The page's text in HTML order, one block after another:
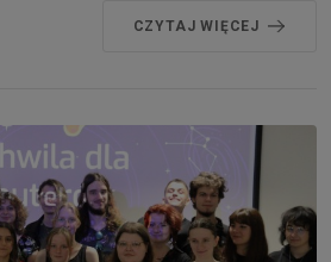
CZYTAJ WIĘCEJ